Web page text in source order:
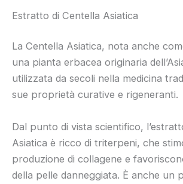
Estratto di Centella Asiatica
La Centella Asiatica, nota anche
una pianta erbacea originaria
utilizzata da secoli nella medicina
sue proprietà curative e rigeneranti.
Dal punto di vista scientifico,
Asiatica è ricco di triterpeni, che
produzione di collagene e
della pelle danneggiata. È anche un